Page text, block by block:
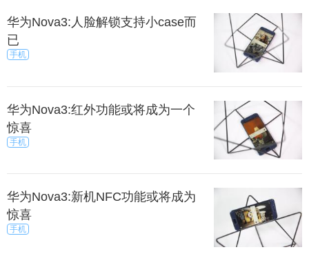
华为Nova3:人脸解锁支持小case而
已
手机
华为Nova3:红外功能或将成为一个
惊喜
手机
华为Nova3:新机NFC功能或将成为
惊喜
手机